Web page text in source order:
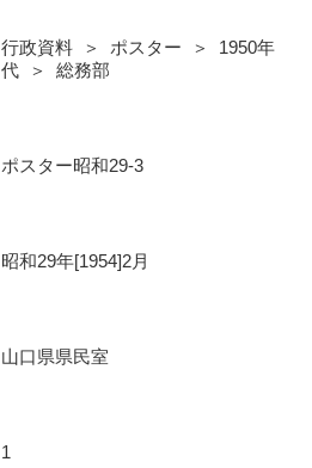
行政資料 ＞ ポスター ＞ 1950年
代 ＞ 総務部
ポスター昭和29-3
昭和29年[1954]2月
山口県県民室
1